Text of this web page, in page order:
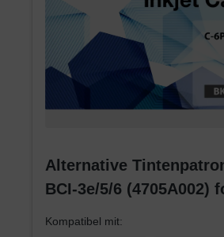
Alternative
BCI-3e/5/6 (4705A002)
Kompatibel mit: